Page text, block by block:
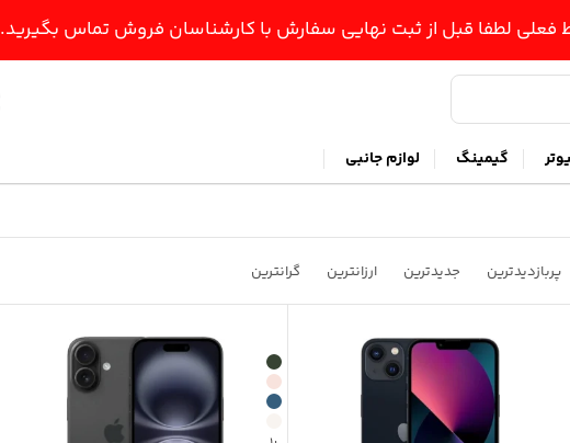
فعلی لطفا قبل از ثبت نهایی سفارش با کارشناسان فروش تماس بگیرید.
گیمینگ لوازم جانبی
پربازدیدترین جدیدترین ارزانترین گرانترین